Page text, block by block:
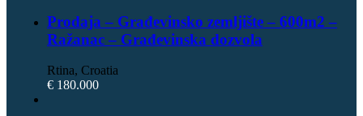
Prodaja – Građevinsko zemljište – 600m2 –
Ražanac – Građevinska dozvola
Rtina, Croatia
€ 180.000